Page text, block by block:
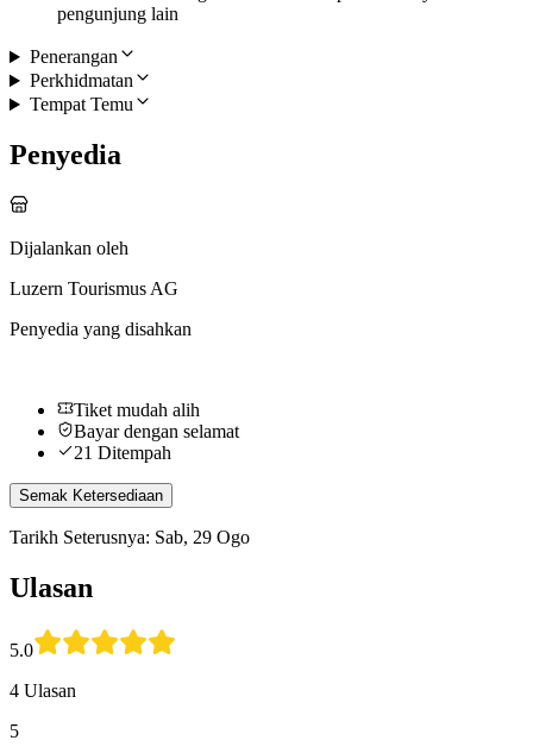
pengunjung lain
Penerangan
Perkhidmatan
Tempat Temu
Penyedia
Dijalankan oleh
Luzern Tourismus AG
Penyedia yang disahkan
Tiket mudah alih
Bayar dengan selamat
21 Ditempah
Semak Ketersediaan
Tarikh Seterusnya: Sab, 29 Ogo
Ulasan
5.0
4 Ulasan
5